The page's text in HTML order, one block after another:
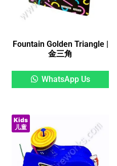
Fountain Golden Triangle |
金三角
WhatsApp Us
Kids
儿童